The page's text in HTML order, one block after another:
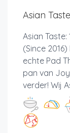
Asian Taste
Asian
(Since
echte Pad
pan van
verder! Wij